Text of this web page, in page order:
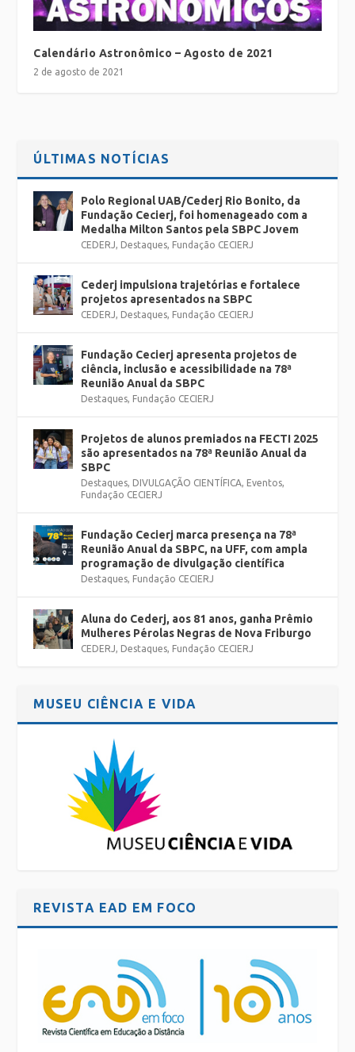
Calendário Astronômico – Agosto de 2021
2 de agosto de 2021
ÚLTIMAS NOTÍCIAS
Polo Regional UAB/Cederj Rio Bonito, da
Fundação Cecierj, foi homenageado com a
Medalha Milton Santos pela SBPC Jovem
CEDERJ, Destaques, Fundação CECIERJ
Cederj impulsiona trajetórias e fortalece
projetos apresentados na SBPC
CEDERJ, Destaques, Fundação CECIERJ
Fundação Cecierj apresenta projetos de
ciência, inclusão e acessibilidade na 78ª
Reunião Anual da SBPC
Destaques, Fundação CECIERJ
Projetos de alunos premiados na FECTI 2025
são apresentados na 78ª Reunião Anual da
SBPC
Destaques, DIVULGAÇÃO CIENTÍFICA, Eventos,
Fundação CECIERJ
Fundação Cecierj marca presença na 78ª
Reunião Anual da SBPC, na UFF, com ampla
programação de divulgação científica
Destaques, Fundação CECIERJ
Aluna do Cederj, aos 81 anos, ganha Prêmio
Mulheres Pérolas Negras de Nova Friburgo
CEDERJ, Destaques, Fundação CECIERJ
MUSEU CIÊNCIA E VIDA
REVISTA EAD EM FOCO